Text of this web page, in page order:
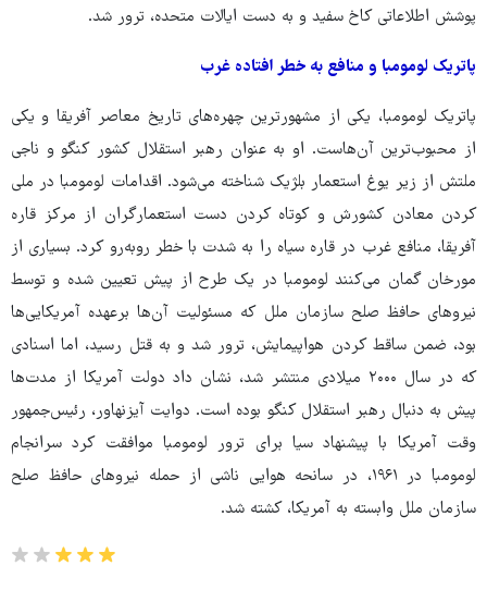
پوشش اطلاعاتی کاخ سفید و به دست ایالات متحده، ترور شد.
پاتریک لومومبا و منافع به خطر افتاده غرب
پاتریک لومومبا، یکی از مشهورترین چهره‌های تاریخ معاصر آفریقا و یکی
از محبوب‌ترین آن‌هاست. او به عنوان رهبر استقلال کشور کنگو و ناجی
ملتش از زیر یوغ استعمار بلژیک شناخته می‌شود. اقدامات لومومبا در ملی
کردن معادن کشورش و کوتاه کردن دست استعمارگران از مرکز قاره
آفریقا، منافع غرب در قاره سیاه را به شدت با خطر روبه‌رو کرد. بسیاری از
مورخان گمان می‌کنند لومومبا در یک طرح از پیش تعیین شده و توسط
نیروهای حافظ صلح سازمان ملل که مسئولیت‌ آن‌ها برعهده آمریکایی‌ها
بود، ضمن ساقط کردن هواپیمایش، ترور شد و به قتل رسید، اما اسنادی
که در سال ۲۰۰۰ میلادی منتشر شد، نشان داد دولت آمریکا از مدت‌ها
پیش به دنبال رهبر استقلال کنگو بوده است. دوایت آیزنهاور، رئیس‌جمهور
وقت آمریکا با پیشنهاد سیا برای ترور لومومبا موافقت کرد سرانجام
لومومبا در ۱۹۶۱، در سانحه هوایی ناشی از حمله نیروهای حافظ صلح
سازمان ملل وابسته به آمریکا، کشته شد.